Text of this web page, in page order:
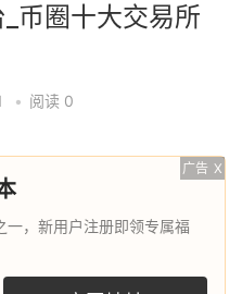
币圈十大交易所
• 阅读 0
广告 X
一，新用户注册即领专属福